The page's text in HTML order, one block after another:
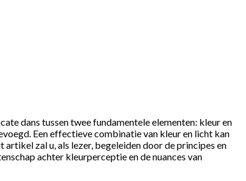
dans tussen twee fundamentele elementen: kleur en
Een effectieve combinatie van kleur en licht kan
zal u, als lezer, begeleiden door de principes en
achter kleurperceptie en de nuances van